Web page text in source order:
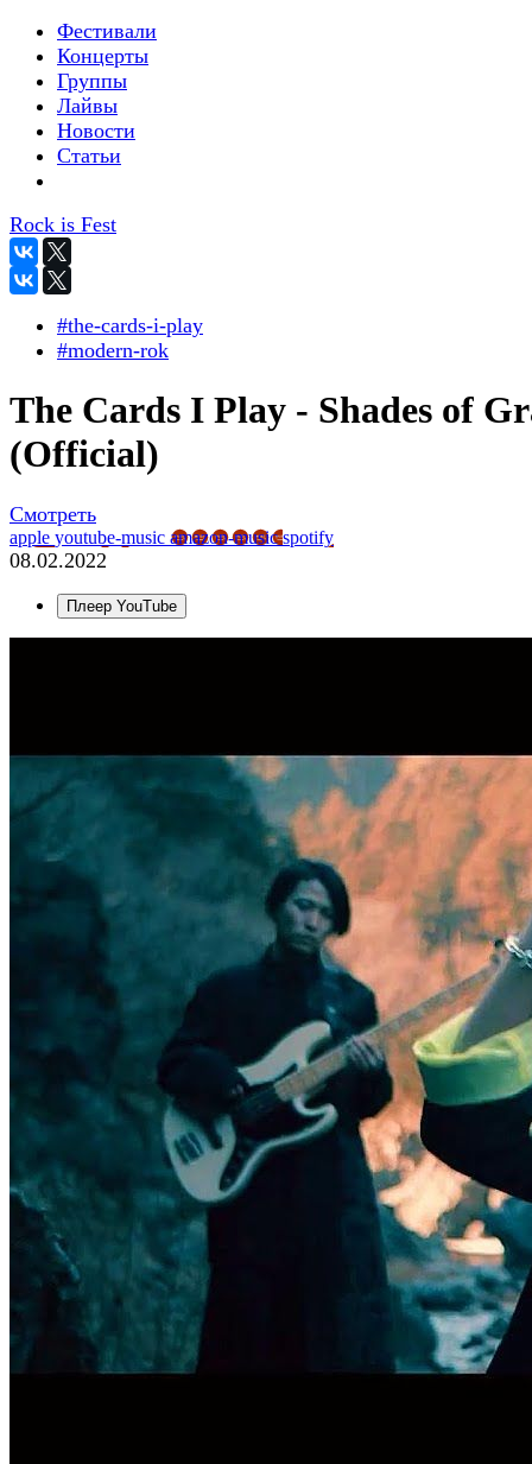
Фестивали
Концерты
Группы
Лайвы
Новости
Статьи
Rock is Fest
#the-cards-i-play
#modern-rok
The Cards I Play - Shades of
(Official)
Смотреть
apple youtube-music amazon-musicspotify
08.02.2022
Плеер YouTube